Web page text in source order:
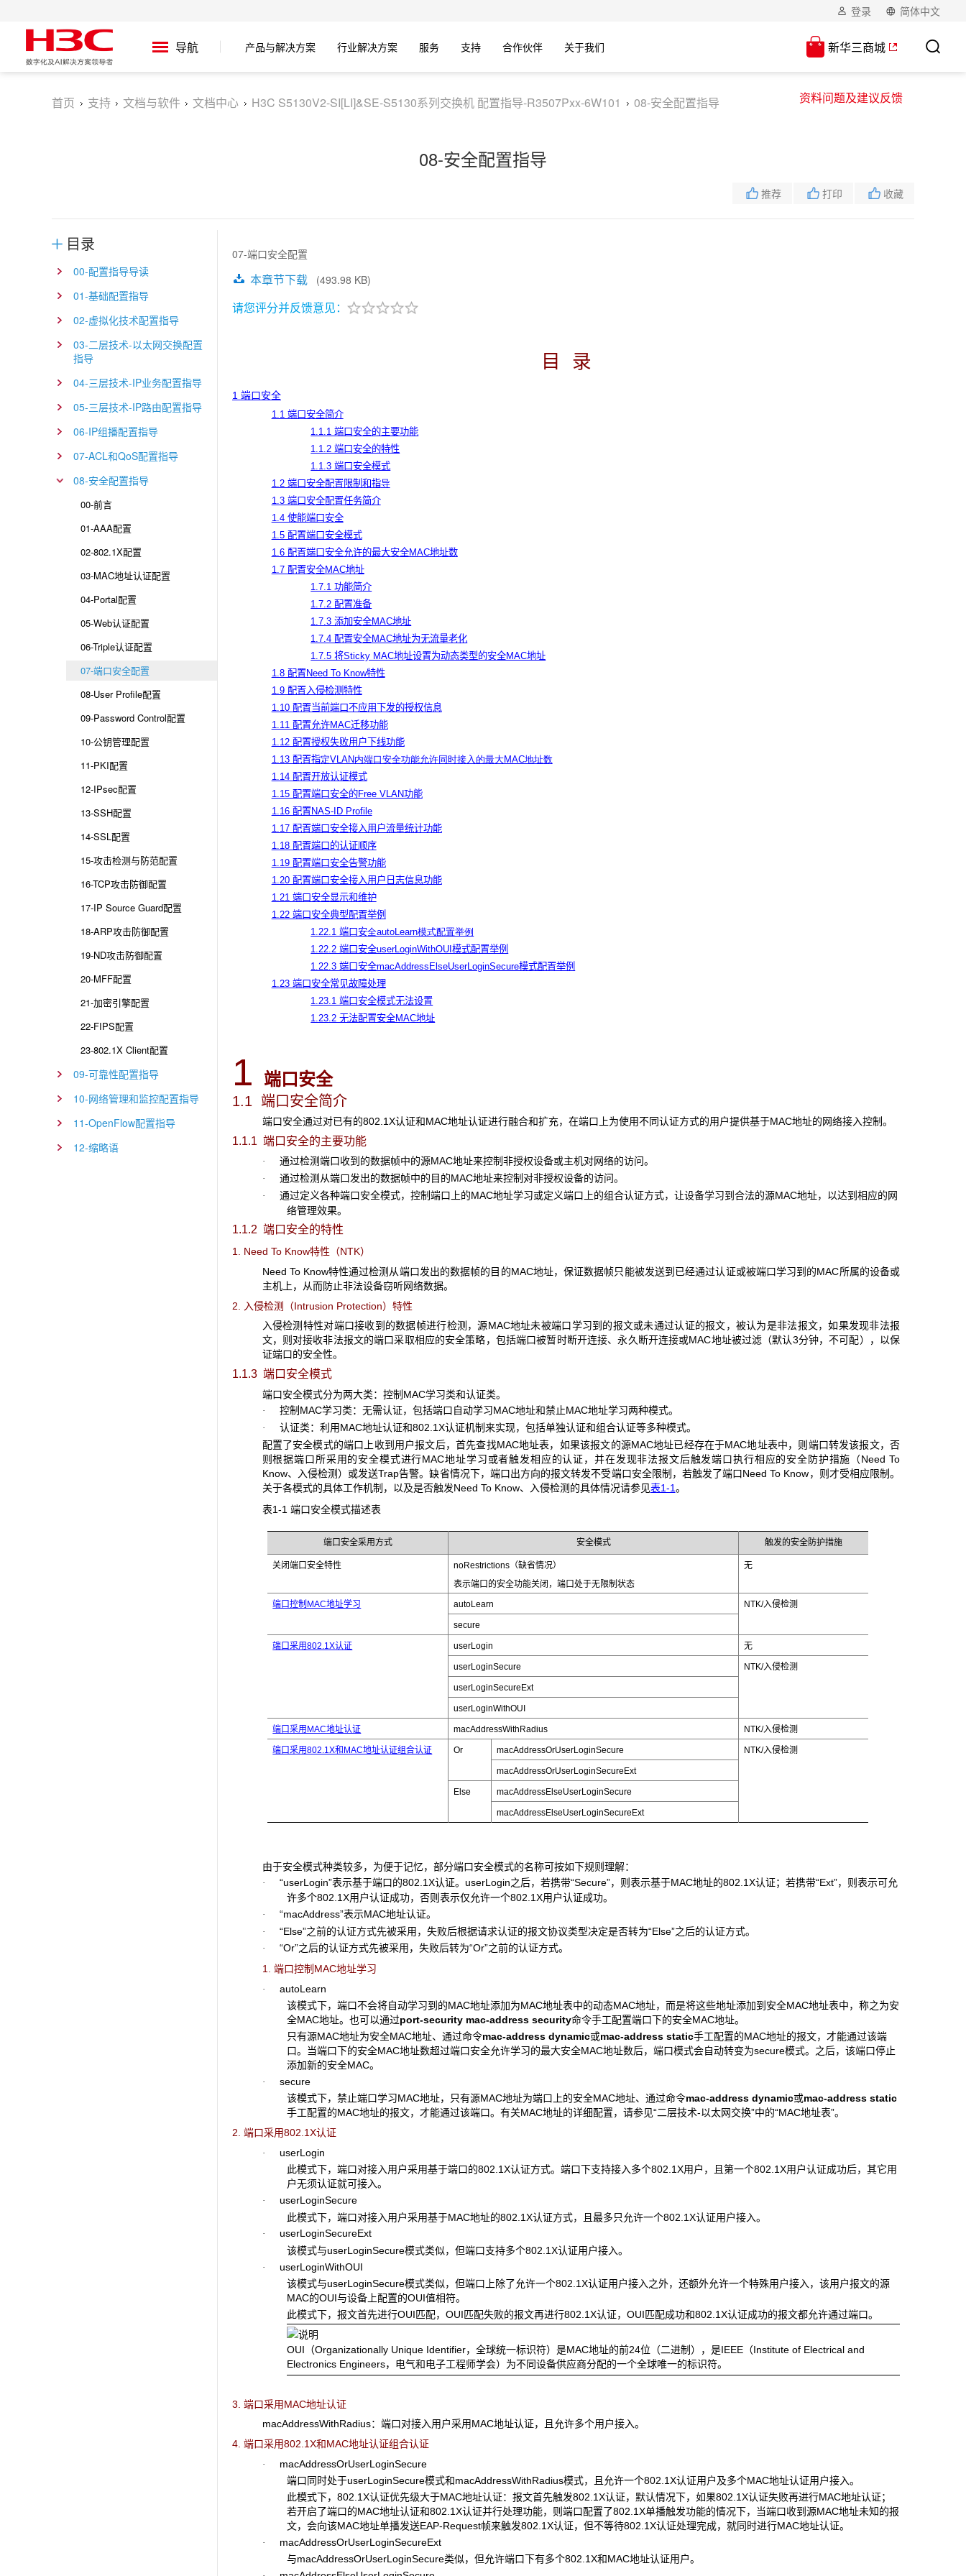
登录 简体中文
导航 产品与解决方案 行业解决方案 服务 支持 合作伙伴 关于我们 新华三商城
资料问题及建议反馈
首页 支持 文档与软件 文档中心 H3C S5130V2-SI[LI]&SE-S5130系列交换机 配置指导-R3507Pxx-6W101 08-安全配置指导
08-安全配置指导
收藏
打印
推荐
目录
00-配置指导导读
01-基础配置指导
02-虚拟化技术配置指导
03-二层技术-以太网交换配置
指导
04-三层技术-IP业务配置指导
05-三层技术-IP路由配置指导
06-IP组播配置指导
07-ACL和QoS配置指导
08-安全配置指导
00-前言
01-AAA配置
02-802.1X配置
03-MAC地址认证配置
04-Portal配置
05-Web认证配置
06-Triple认证配置
07-端口安全配置
08-User Profile配置
09-Password Control配置
10-公钥管理配置
11-PKI配置
12-IPsec配置
13-SSH配置
14-SSL配置
15-攻击检测与防范配置
16-TCP攻击防御配置
17-IP Source Guard配置
18-ARP攻击防御配置
19-ND攻击防御配置
20-MFF配置
21-加密引擎配置
22-FIPS配置
23-802.1X Client配置
09-可靠性配置指导
10-网络管理和监控配置指导
11-OpenFlow配置指导
12-缩略语
07-端口安全配置
本章节下载 (493.98 KB)
请您评分并反馈意见：
目 录
1 端口安全
1.1 端口安全简介
1.1.1 端口安全的主要功能
1.1.2 端口安全的特性
1.1.3 端口安全模式
1.2 端口安全配置限制和指导
1.3 端口安全配置任务简介
1.4 使能端口安全
1.5 配置端口安全模式
1.6 配置端口安全允许的最大安全MAC地址数
1.7 配置安全MAC地址
1.7.1 功能简介
1.7.2 配置准备
1.7.3 添加安全MAC地址
1.7.4 配置安全MAC地址为无流量老化
1.7.5 将Sticky MAC地址设置为动态类型的安全MAC地址
1.8 配置Need To Know特性
1.9 配置入侵检测特性
1.10 配置当前端口不应用下发的授权信息
1.11 配置允许MAC迁移功能
1.12 配置授权失败用户下线功能
1.13 配置指定VLAN内端口安全功能允许同时接入的最大MAC地址数
1.14 配置开放认证模式
1.15 配置端口安全的Free VLAN功能
1.16 配置NAS-ID Profile
1.17 配置端口安全接入用户流量统计功能
1.18 配置端口的认证顺序
1.19 配置端口安全告警功能
1.20 配置端口安全接入用户日志信息功能
1.21 端口安全显示和维护
1.22 端口安全典型配置举例
1.22.1 端口安全autoLearn模式配置举例
1.22.2 端口安全userLoginWithOUI模式配置举例
1.22.3 端口安全macAddressElseUserLoginSecure模式配置举例
1.23 端口安全常见故障处理
1.23.1 端口安全模式无法设置
1.23.2 无法配置安全MAC地址
1 端口安全
1.1 端口安全简介
端口安全通过对已有的802.1X认证和MAC地址认证进行融合和扩充，在端口上为使用不同认证方式的用户提供基于MAC地址的网络接入控制。
1.1.1 端口安全的主要功能
· 通过检测端口收到的数据帧中的源MAC地址来控制非授权设备或主机对网络的访问。
· 通过检测从端口发出的数据帧中的目的MAC地址来控制对非授权设备的访问。
· 通过定义各种端口安全模式，控制端口上的MAC地址学习或定义端口上的组合认证方式，让设备学习到合法的源MAC地址，以达到相应的网
络管理效果。
1.1.2 端口安全的特性
1. Need To Know特性（NTK）
Need To Know特性通过检测从端口发出的数据帧的目的MAC地址，保证数据帧只能被发送到已经通过认证或被端口学习到的MAC所属的设备或
主机上，从而防止非法设备窃听网络数据。
2. 入侵检测（Intrusion Protection）特性
入侵检测特性对端口接收到的数据帧进行检测，源MAC地址未被端口学习到的报文或未通过认证的报文，被认为是非法报文，如果发现非法报
文，则对接收非法报文的端口采取相应的安全策略，包括端口被暂时断开连接、永久断开连接或MAC地址被过滤（默认3分钟，不可配），以保
证端口的安全性。
1.1.3 端口安全模式
端口安全模式分为两大类：控制MAC学习类和认证类。
· 控制MAC学习类：无需认证，包括端口自动学习MAC地址和禁止MAC地址学习两种模式。
· 认证类：利用MAC地址认证和802.1X认证机制来实现，包括单独认证和组合认证等多种模式。
配置了安全模式的端口上收到用户报文后，首先查找MAC地址表，如果该报文的源MAC地址已经存在于MAC地址表中，则端口转发该报文，否
则根据端口所采用的安全模式进行MAC地址学习或者触发相应的认证，并在发现非法报文后触发端口执行相应的安全防护措施（Need To
Know、入侵检测）或发送Trap告警。缺省情况下，端口出方向的报文转发不受端口安全限制，若触发了端口Need To Know，则才受相应限制。
关于各模式的具体工作机制，以及是否触发Need To Know、入侵检测的具体情况请参见表1-1。
表1-1 端口安全模式描述表
端口安全采用方式 安全模式 触发的安全防护措施
关闭端口安全特性
noRestrictions（缺省情况）
表示端口的安全功能关闭，端口处于无限制状态
无
端口控制MAC地址学习 autoLearn NTK/入侵检测
secure
端口采用802.1X认证 userLogin 无
userLoginSecure NTK/入侵检测
userLoginSecureExt
userLoginWithOUI
端口采用MAC地址认证 macAddressWithRadius NTK/入侵检测
端口采用802.1X和MAC地址认证组合认证 Or macAddressOrUserLoginSecure NTK/入侵检测
macAddressOrUserLoginSecureExt
Else macAddressElseUserLoginSecure
macAddressElseUserLoginSecureExt
由于安全模式种类较多，为便于记忆，部分端口安全模式的名称可按如下规则理解：
· “userLogin”表示基于端口的802.1X认证。userLogin之后，若携带“Secure”，则表示基于MAC地址的802.1X认证；若携带“Ext”，则表示可允
许多个802.1X用户认证成功，否则表示仅允许一个802.1X用户认证成功。
· “macAddress”表示MAC地址认证。
· “Else”之前的认证方式先被采用，失败后根据请求认证的报文协议类型决定是否转为“Else”之后的认证方式。
· “Or”之后的认证方式先被采用，失败后转为“Or”之前的认证方式。
1. 端口控制MAC地址学习
· autoLearn
该模式下，端口不会将自动学习到的MAC地址添加为MAC地址表中的动态MAC地址，而是将这些地址添加到安全MAC地址表中，称之为安
全MAC地址。也可以通过port-security mac-address security命令手工配置端口下的安全MAC地址。
只有源MAC地址为安全MAC地址、通过命令mac-address dynamic或mac-address static手工配置的MAC地址的报文，才能通过该端
口。当端口下的安全MAC地址数超过端口安全允许学习的最大安全MAC地址数后，端口模式会自动转变为secure模式。之后，该端口停止
添加新的安全MAC。
· secure
该模式下，禁止端口学习MAC地址，只有源MAC地址为端口上的安全MAC地址、通过命令mac-address dynamic或mac-address static
手工配置的MAC地址的报文，才能通过该端口。有关MAC地址的详细配置，请参见“二层技术-以太网交换”中的“MAC地址表”。
2. 端口采用802.1X认证
· userLogin
此模式下，端口对接入用户采用基于端口的802.1X认证方式。端口下支持接入多个802.1X用户，且第一个802.1X用户认证成功后，其它用
户无须认证就可接入。
· userLoginSecure
此模式下，端口对接入用户采用基于MAC地址的802.1X认证方式，且最多只允许一个802.1X认证用户接入。
· userLoginSecureExt
该模式与userLoginSecure模式类似，但端口支持多个802.1X认证用户接入。
· userLoginWithOUI
该模式与userLoginSecure模式类似，但端口上除了允许一个802.1X认证用户接入之外，还额外允许一个特殊用户接入，该用户报文的源
MAC的OUI与设备上配置的OUI值相符。
此模式下，报文首先进行OUI匹配，OUI匹配失败的报文再进行802.1X认证，OUI匹配成功和802.1X认证成功的报文都允许通过端口。
OUI（Organizationally Unique Identifier，全球统一标识符）是MAC地址的前24位（二进制），是IEEE（Institute of Electrical and
Electronics Engineers，电气和电子工程师学会）为不同设备供应商分配的一个全球唯一的标识符。
3. 端口采用MAC地址认证
macAddressWithRadius：端口对接入用户采用MAC地址认证，且允许多个用户接入。
4. 端口采用802.1X和MAC地址认证组合认证
· macAddressOrUserLoginSecure
端口同时处于userLoginSecure模式和macAddressWithRadius模式，且允许一个802.1X认证用户及多个MAC地址认证用户接入。
此模式下，802.1X认证优先级大于MAC地址认证：报文首先触发802.1X认证，默认情况下，如果802.1X认证失败再进行MAC地址认证；
若开启了端口的MAC地址认证和802.1X认证并行处理功能，则端口配置了802.1X单播触发功能的情况下，当端口收到源MAC地址未知的报
文，会向该MAC地址单播发送EAP-Request帧来触发802.1X认证，但不等待802.1X认证处理完成，就同时进行MAC地址认证。
· macAddressOrUserLoginSecureExt
与macAddressOrUserLoginSecure类似，但允许端口下有多个802.1X和MAC地址认证用户。